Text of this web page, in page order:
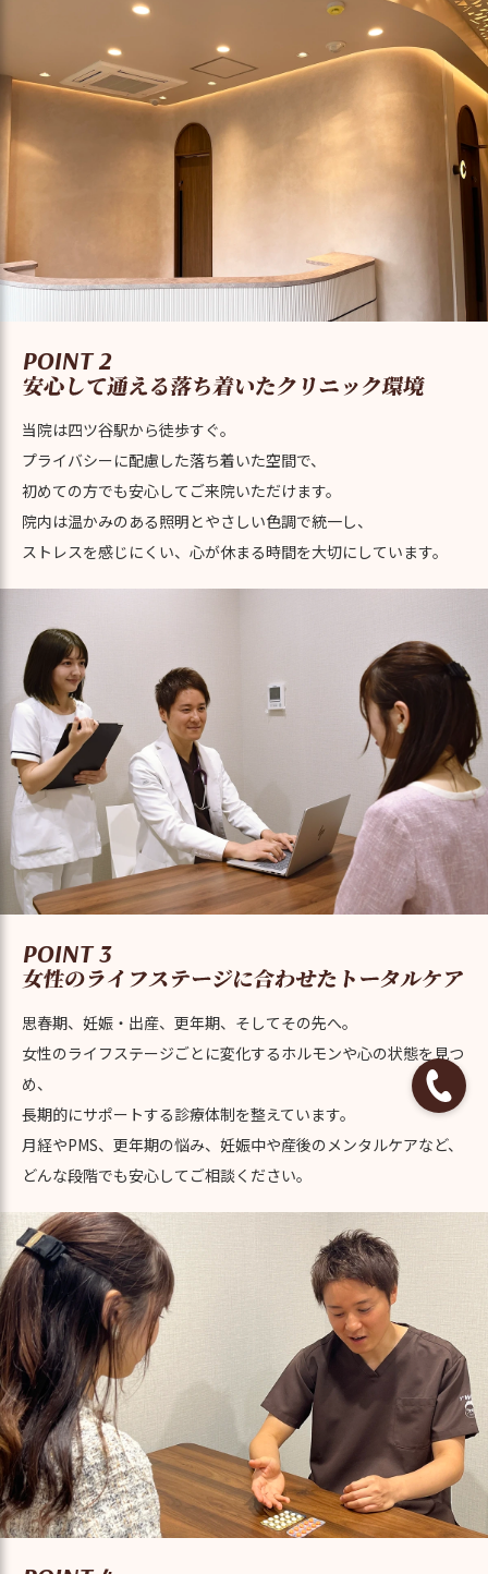
POINT 2
当院は四ツ谷駅から徒歩すぐ。
プライバシーに配慮した落ち着いた空間で、
初めての方でも安心してご来院いただけます。
院内は温かみのある照明とやさしい色調で統一し、
ストレスを感じにくい、心が休まる時間を大切にしています。
POINT 3
思春期、妊娠・出産、更年期、そしてその先へ。
女性のライフステージごとに変化するホルモンや心の状態を見つ
め、
長期的にサポートする診療体制を整えています。
月経やPMS、更年期の悩み、妊娠中や産後のメンタルケアなど、
どんな段階でも安心してご相談ください。